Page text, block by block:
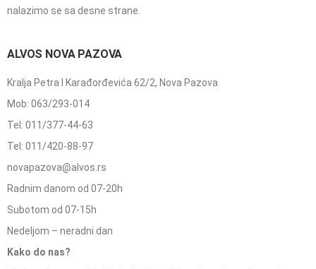
nalazimo se sa desne strane.
ALVOS NOVA PAZOVA
Kralja Petra I Karađorđevića 62/2, Nova Pazova
Mob: 063/293-014
Tel: 011/377-44-63
Tel: 011/420-88-97
novapazova@alvos.rs
Radnim danom od 07-20h
Subotom od 07-15h
Nedeljom – neradni dan
Kako do nas?